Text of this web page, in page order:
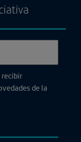
recibir
de la